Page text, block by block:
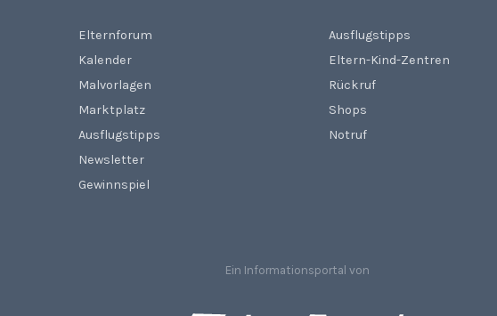
Elternforum
Kalender
Malvorlagen
Marktplatz
Ausflugstipps
Newsletter
Gewinnspiel
Ausflugstipps
Eltern-Kind-Zentren
Rückruf
Shops
Notruf
Ein Informationsportal von